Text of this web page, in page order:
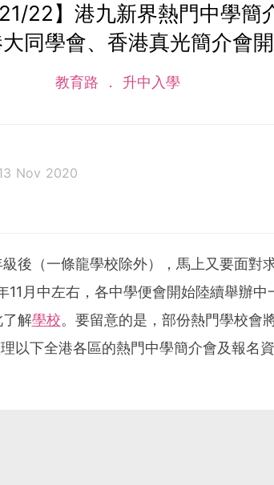
22】港九新界熱門中學簡
同學會、香港真光簡介會開
教育路 升中入學
Nov 2020
後（一條龍學校除外），馬上又要面對
11月中左右，各中學便會開始陸續舉辦
解學校。要留意的是，部份熱門學校會
以下全港各區的熱門中學簡介會及報名